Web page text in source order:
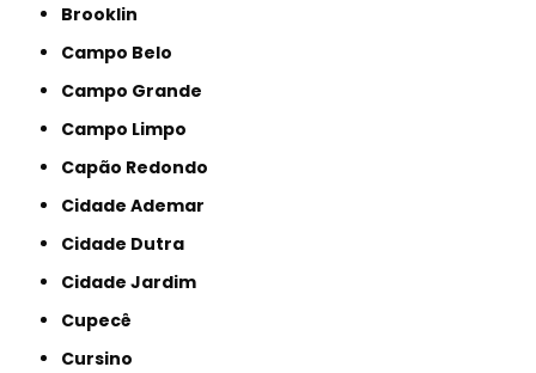
Brooklin
Campo Belo
Campo Grande
Campo Limpo
Capão Redondo
Cidade Ademar
Cidade Dutra
Cidade Jardim
Cupecê
Cursino